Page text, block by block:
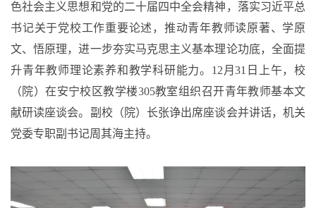
色社会主义思想和党的二十届四中全会精神，落实习近平总
书记关于党校工作重要论述，推动青年教师读原著、学原
文、悟原理，进一步夯实马克思主义基本理论功底，全面提
升青年教师理论素养和教学科研能力。 12月31日上午，校
（院）在安宁校区教学楼305教室组织召开青年教师基本文
献研读座谈会。副校（院）长张诤出席座谈会并讲话，机关
党委专职副书记周其海主持。